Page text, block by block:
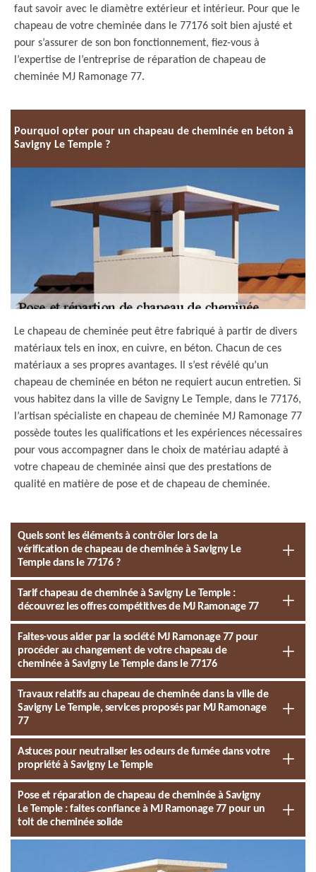
faut savoir avec le diamètre extérieur et intérieur. Pour que le
chapeau de votre cheminée dans le 77176 soit bien ajusté et
pour s’assurer de son bon fonctionnement, fiez-vous à
l’expertise de l’entreprise de réparation de chapeau de
cheminée MJ Ramonage 77.
Pourquoi opter pour un chapeau de cheminée en béton à
Savigny Le Temple ?
Le chapeau de cheminée peut être fabriqué à partir de divers
matériaux tels en inox, en cuivre, en béton. Chacun de ces
matériaux a ses propres avantages. Il s’est révélé qu’un
chapeau de cheminée en béton ne requiert aucun entretien. Si
vous habitez dans la ville de Savigny Le Temple, dans le 77176,
l’artisan spécialiste en chapeau de cheminée MJ Ramonage 77
possède toutes les qualifications et les expériences nécessaires
pour vous accompagner dans le choix de matériau adapté à
votre chapeau de cheminée ainsi que des prestations de
qualité en matière de pose et de chapeau de cheminée.
Quels sont les éléments à contrôler lors de la
vérification de chapeau de cheminée à Savigny Le
Temple dans le 77176 ?
Tarif chapeau de cheminée à Savigny Le Temple :
découvrez les offres compétitives de MJ Ramonage 77
Faites-vous aider par la société MJ Ramonage 77 pour
procéder au changement de votre chapeau de
cheminée à Savigny Le Temple dans le 77176
Travaux relatifs au chapeau de cheminée dans la ville de
Savigny Le Temple, services proposés par MJ Ramonage
77
Astuces pour neutraliser les odeurs de fumée dans votre
propriété à Savigny Le Temple
Pose et réparation de chapeau de cheminée à Savigny
Le Temple : faites confiance à MJ Ramonage 77 pour un
toit de cheminée solide